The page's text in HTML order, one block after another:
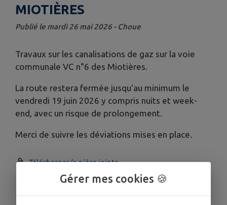
MIOTIÈRES
Publié le mardi 26 mai 2026 - Choue
Travaux sur les canalisations de gaz sur la voie
communale VC n°6 des Miotières.
La route restera fermée jusqu'au minimum le
vendredi 19 juin 2026 y compris nuits et week-
end, avec un risque de prolongement.
Merci de suivre les déviations mises en place.
Télécharger la pièce jointe
Gérer mes cookies 🍪